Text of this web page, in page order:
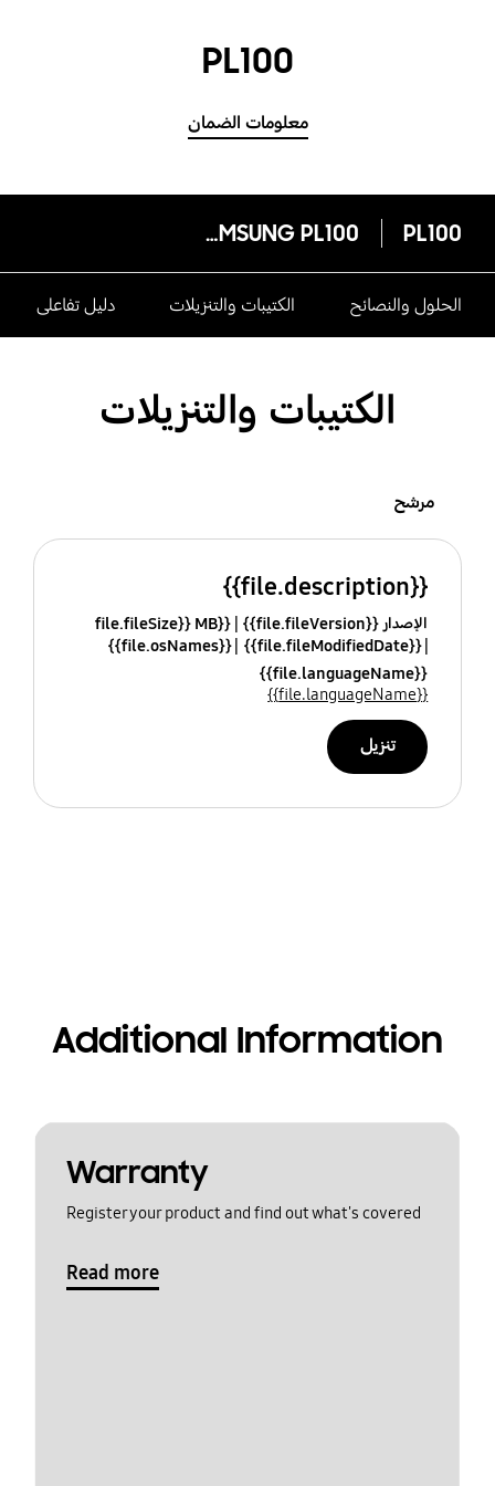
PL100
معلومات الضمان
PL100
SAMSUNG PL100
الحلول والنصائح الكتيبات والتنزيلات دليل تفاعلى
الكتيبات والتنزيلات
مرشح
{{file.description}}
الإصدار {{file.fileVersion}}
{{file.fileSize}} MB
{{file.fileModifiedDate}}
{{file.osNames}}
{{file.languageName}}
{{file.languageName}}
تنزيل
Additional Information
Warranty
Register your product and find out what's covered
Read more